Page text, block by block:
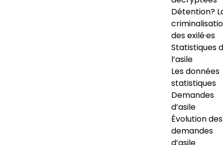
Détention?
des exilé·es
Statistiques
l’asile
Les données
statistiques
Demandes
d’asile
Évolution des
demandes